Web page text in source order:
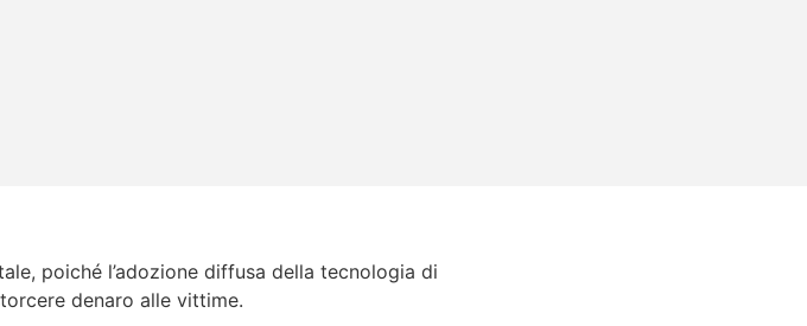
poiché l’adozione diffusa della tecnologia di
denaro alle vittime.